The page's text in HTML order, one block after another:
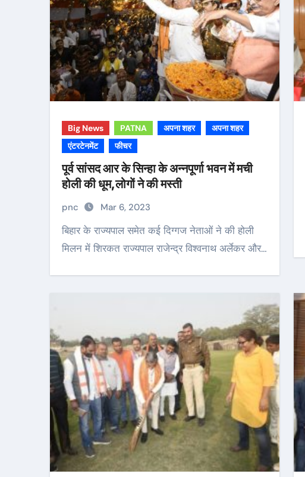
Big News PATNA अपना शहर
अपना शहर
एंटरटेनमेंट
फीचर
पूर्व सांसद आर के सिन्हा के अन्नपूर्णा भवन में मची
होली की धूम,लोगों ने की मस्ती
pnc Mar 6, 2023
बिहार के राज्यपाल समेत कई दिग्गज नेताओं ने की होली
मिलन में शिरकत राज्यपाल राजेन्द्र विश्वनाथ अर्लेकर और…